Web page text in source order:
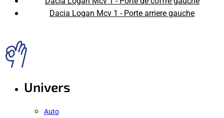
Dacia Logan Mcv 1 - Porte arriere gauche
Univers
Auto